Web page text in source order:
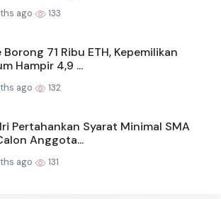
ago 133
71 Ribu ETH, Kepemilikan
Hampir 4,9 ...
ago 132
Pertahankan Syarat Minimal SMA
Anggota...
ago 131